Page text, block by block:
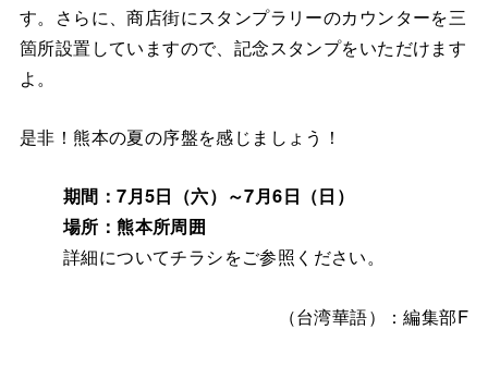
す。さらに、商店街にスタンプラリーのカウンターを三
箇所設置していますので、記念スタンプをいただけます
よ。
是非！熊本の夏の序盤を感じましょう！
期間：7月5日（六）～7月6日（日）
場所：熊本所周囲
詳細についてチラシをご参照ください。
（台湾華語）：編集部F